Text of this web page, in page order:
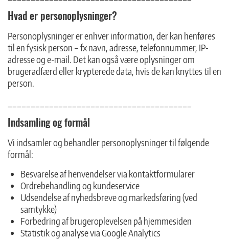
Hvad er personoplysninger?
Personoplysninger er enhver information, der kan henføres
til en fysisk person – fx navn, adresse, telefonnummer, IP-
adresse og e-mail. Det kan også være oplysninger om
brugeradfærd eller krypterede data, hvis de kan knyttes til en
person.
Indsamling og formål
Vi indsamler og behandler personoplysninger til følgende
formål:
Besvarelse af henvendelser via kontaktformularer
Ordrebehandling og kundeservice
Udsendelse af nyhedsbreve og markedsføring (ved
samtykke)
Forbedring af brugeroplevelsen på hjemmesiden
Statistik og analyse via Google Analytics